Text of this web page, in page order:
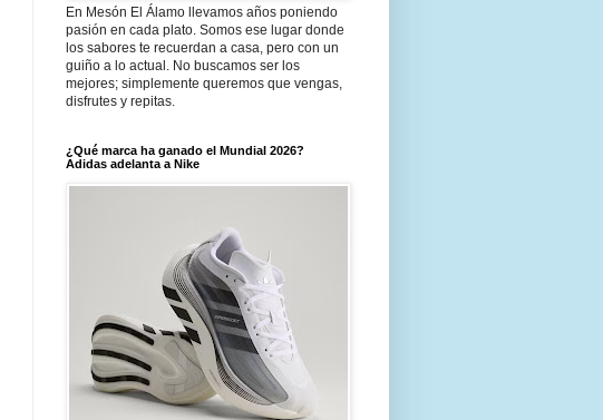
En Mesón El Álamo llevamos años poniendo
pasión en cada plato. Somos ese lugar donde
los sabores te recuerdan a casa, pero con un
guiño a lo actual. No buscamos ser los
mejores; simplemente queremos que vengas,
disfrutes y repitas.
¿Qué marca ha ganado el Mundial 2026?
Adidas adelanta a Nike